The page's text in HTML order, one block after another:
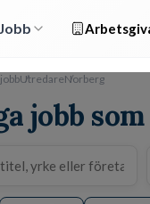
Jobb
UtredareNorberg
jobb